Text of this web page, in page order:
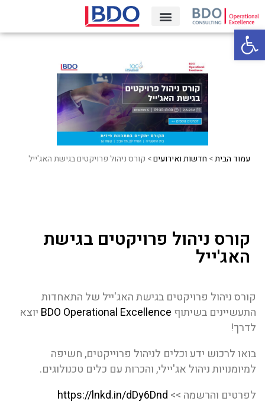
פתח סרגל נגישות
עמוד הבית> חדשות ואירועים> קורס ניהול פרויקטים בגישת האג'ייל
קורס ניהול פרויקטים בגישת
האג'ייל
קורס ניהול פרויקטים בגישת האג'ייל של התאחדות
התעשיינים בשיתוף BDO Operational Excellence יוצא
לדרך!
בואו לרכוש ידע וכלים לניהול פרוייקטים, חשיפה
למיומנויות ניהול אג'יילי, והכרות עם כלים טכנולוגים.
לפרטים והרשמה >> https://lnkd.in/dDy6Dnd